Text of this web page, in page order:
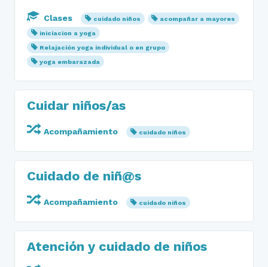
Clases cuidado niños
acompañar a mayores
iniciacion a yoga
Relajación yoga individual o en grupo
yoga embarazada
Cuidar niños/as
Acompañamiento cuidado niños
Cuidado de niñ@s
Acompañamiento cuidado niños
Atención y cuidado de niños